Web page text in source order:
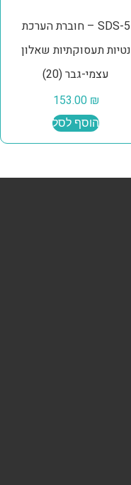
SDS-5 – חוברת הערכת
נטיות תעסוקתיות שאלון
עצמי-גבר (20)
153.00 ₪
הוסף לסל